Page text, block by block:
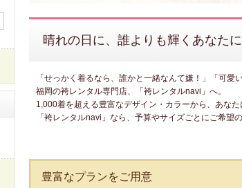
晴れの日に、誰よりも輝くあなた
「せっかく着るなら、誰かと一緒なんて嫌！」「可
福岡の袴レンタル専門店、「袴レンタルnavi」へ。
1,000着を超える豊富なデザイン・カラーから、あな
「袴レンタルnavi」なら、予算やサイズごとにご希望
豊富なプランをご用意